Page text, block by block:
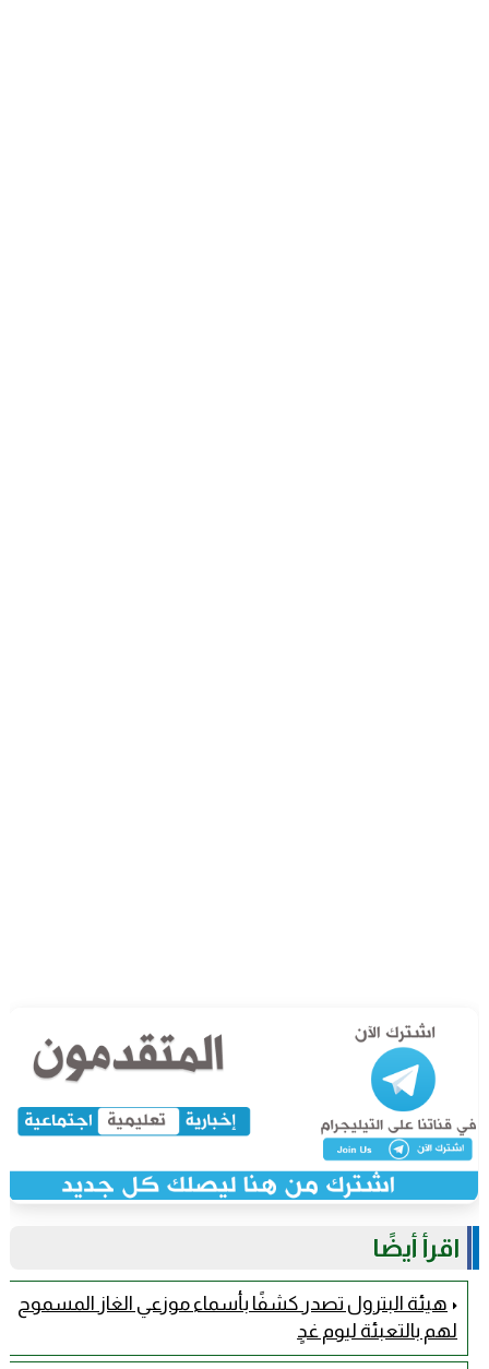
اقرأ أيضًا
هيئة البترول تصدر كشفًا بأسماء موزعي الغاز المسموح
لهم بالتعبئة ليوم غدٍ